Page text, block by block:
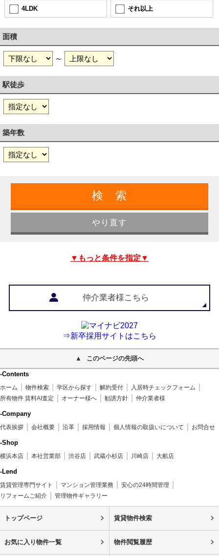
4LDK それ以上
面積
～
駅徒歩
築年数
▼もっと条件を指定▼
仲介業者様こちら
⇒新卒採用サイトはこちら
このページの先頭へ
-Contents
ホーム 物件検索 学区から探す 解約受付
入居時チェックフォーム
所有物件 賃料AI査定
オーナー様へ 勧誘方針 仲介業者様
-Company
代表挨拶 会社概要 沿革 採用情報 個人情報の取扱いについて お問合せ
-Shop
横浜本店 本社営業部 渋谷店 武蔵小杉店 川崎店 大船店
-Lend
賃貸管理専門サイト マンション管理業務
安心の24時間管理
リフォームご紹介
管理物件ギャラリー
トップページ 賃貸物件検索
お気に入り物件一覧 物件閲覧履歴